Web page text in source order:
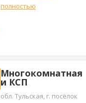
полностью
Многокомнатная
и КСП
обл. Тульская, г. посёлок